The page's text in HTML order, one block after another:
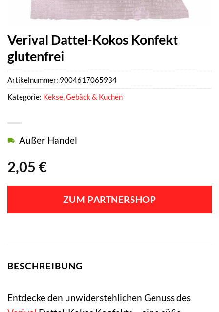
Verival Dattel-Kokos Konfekt
glutenfrei
2,05 €
Außer Handel
ZUM PARTNERSHOP
Artikelnummer: 9004617065934
Kategorie: Kekse, Gebäck & Kuchen
BESCHREIBUNG
Entdecke den unwiderstehlichen Genuss des